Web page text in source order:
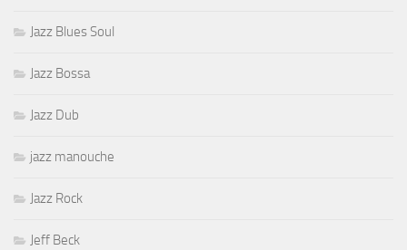
Jazz Blues Soul
Jazz Bossa
Jazz Dub
jazz manouche
Jazz Rock
Jeff Beck